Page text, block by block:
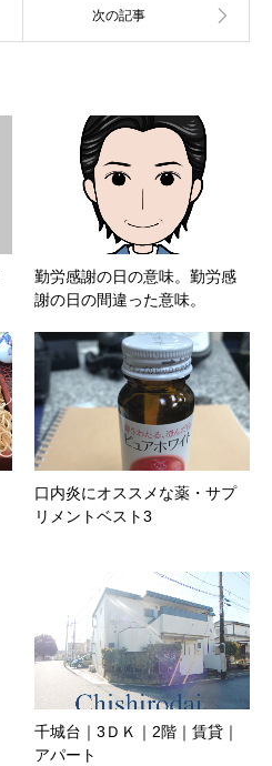
勤労感謝の日の意味。勤労感
謝の日の間違った意味。
口内炎にオススメな薬・サプ
リメントベスト3
千城台｜3ＤＫ｜2階｜賃貸｜
アパート